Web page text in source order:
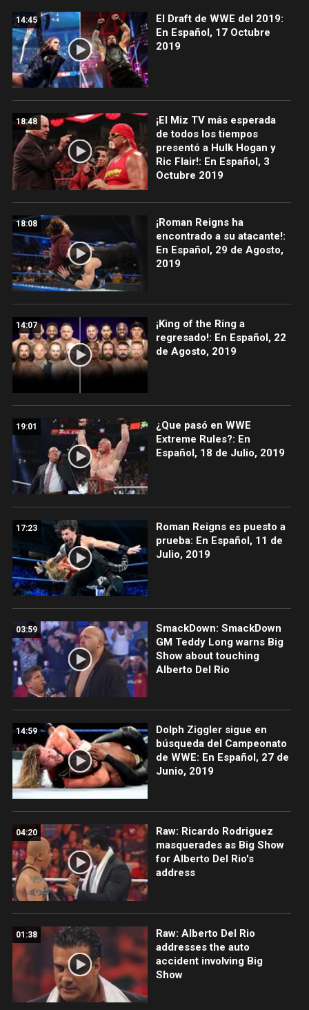
14:45
El Draft de WWE del 2019:
En Español, 17 Octubre
2019
18:48
¡El Miz TV más esperada
de todos los tiempos
presentó a Hulk Hogan y
Ric Flair!: En Español, 3
Octubre 2019
18:08
¡Roman Reigns ha
encontrado a su atacante!:
En Español, 29 de Agosto,
2019
14:07
¡King of the Ring a
regresado!: En Español, 22
de Agosto, 2019
19:01
¿Que pasó en WWE
Extreme Rules?: En
Español, 18 de Julio, 2019
17:23
Roman Reigns es puesto a
prueba: En Español, 11 de
Julio, 2019
03:59
SmackDown: SmackDown
GM Teddy Long warns Big
Show about touching
Alberto Del Rio
14:59
Dolph Ziggler sigue en
búsqueda del Campeonato
de WWE: En Español, 27 de
Junio, 2019
04:20
Raw: Ricardo Rodriguez
masquerades as Big Show
for Alberto Del Rio's
address
01:38
Raw: Alberto Del Rio
addresses the auto
accident involving Big
Show